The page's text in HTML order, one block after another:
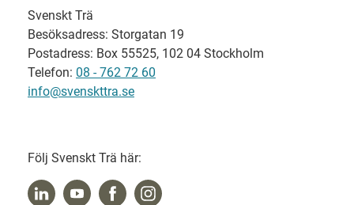
Svenskt Trä
Besöksadress: Storgatan 19
Postadress: Box 55525, 102 04 Stockholm
Telefon: 08 - 762 72 60
info@svenskttra.se
Följ Svenskt Trä här: